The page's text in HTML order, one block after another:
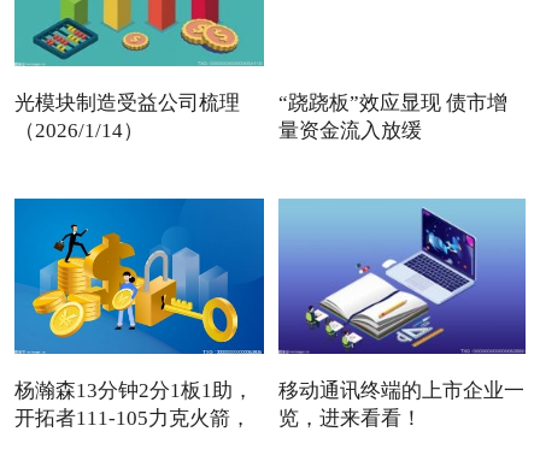
光模块制造受益公司梳理
（2026/1/14）
“跷跷板”效应显现 债市增
量资金流入放缓
杨瀚森13分钟2分1板1助，
开拓者111-105力克火箭，
移动通讯终端的上市企业一
览，进来看看！